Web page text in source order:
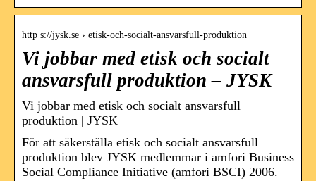
http s://jysk.se › etisk-och-socialt-ansvarsfull-produktion
Vi jobbar med etisk och socialt
ansvarsfull produktion – JYSK
Vi jobbar med etisk och socialt ansvarsfull
produktion | JYSK
För att säkerställa etisk och socialt ansvarsfull
produktion blev JYSK medlemmar i amfori Business
Social Compliance Initiative (amfori BSCI) 2006.